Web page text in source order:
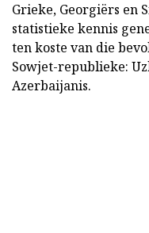
Grieke, Georgiërs en
statistieke kennis
ten koste van die
Sowjet-republieke:
Azerbaijanis.